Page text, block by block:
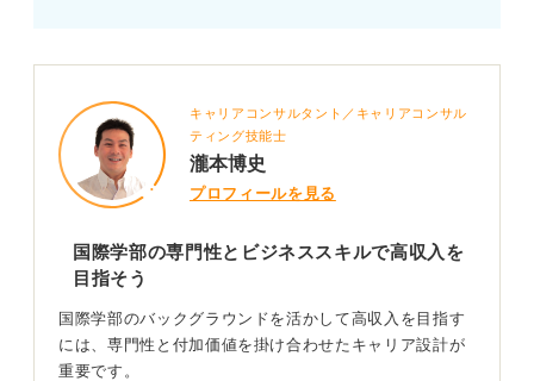
キャリアコンサルタント／キャリアコンサル
ティング技能士
瀧本博史
プロフィールを見る
国際学部の専門性とビジネススキルで高収入を
目指そう
国際学部のバックグラウンドを活かして高収入を目指す
には、専門性と付加価値を掛け合わせたキャリア設計が
重要です。